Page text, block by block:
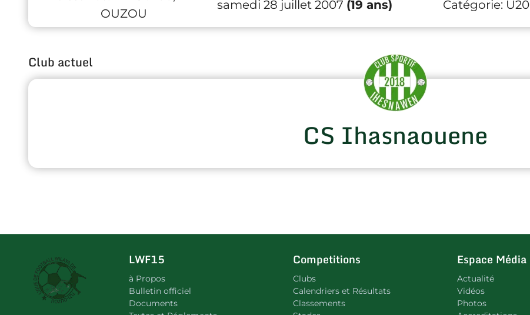
OUZOU
samedi 28 juillet 2007 (19 ans) Catégorie: U20
Club actuel
CS Ihasnaouene
LWF15
à Propos
Bulletin officiel
Documents
Competitions
Clubs
Calendriers et Résultats
Classements
Espace Média
Actualité
Vidéos
Photos